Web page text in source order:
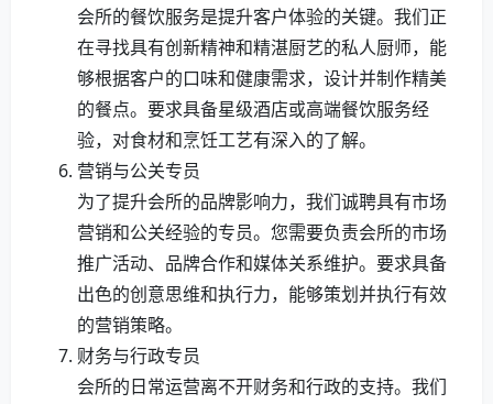
会所的餐饮服务是提升客户体验的关键。我们正
在寻找具有创新精神和精湛厨艺的私人厨师，能
够根据客户的口味和健康需求，设计并制作精美
的餐点。要求具备星级酒店或高端餐饮服务经
验，对食材和烹饪工艺有深入的了解。
营销与公关专员
为了提升会所的品牌影响力，我们诚聘具有市场
营销和公关经验的专员。您需要负责会所的市场
推广活动、品牌合作和媒体关系维护。要求具备
出色的创意思维和执行力，能够策划并执行有效
的营销策略。
财务与行政专员
会所的日常运营离不开财务和行政的支持。我们